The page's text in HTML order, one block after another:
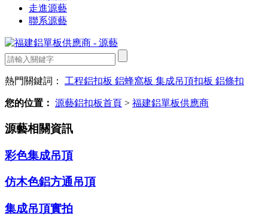
走進源藝
聯系源藝
熱門關鍵詞： 工程鋁扣板 鋁蜂窩板 集成吊頂扣板 鋁條扣
您的位置： 源藝鋁扣板首頁 > 福建鋁單板供應商
源藝相關資訊
彩色集成吊頂
仿木色鋁方通吊頂
集成吊頂實拍